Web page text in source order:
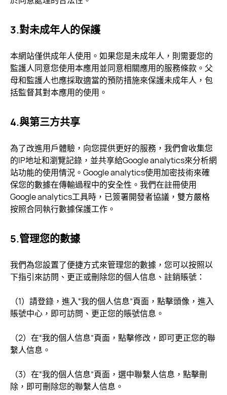
3.對未成年人的保護
本網站僅供成年人使用。如果您是未成年人，則需要您的
監護人同意您使用本應用並同意相關應用的服務條款。父
母和監護人也應採取適當的預防措施來保護未成年人，包
括監督其對本應用的使用。
4.與第三方共享
為了改進用戶體驗，向您提供更好的服務，我們會收集您
的IP地址和瀏覽記錄，並共享給Google analytics來分析網
站功能的使用情況。Google analytics使用加密技術來確
保您的數據在傳輸過程中的安全性。我們在註冊使用
Google analytics工具時，已簽署開發者協議，雙方嚴格
按照合同執行數據保護工作。
5.管理您的數據
我們為您設置了便捷方式來管理您的數據，您可以按照以
下指引來訪問、更正或刪除您的個人信息、註銷賬號：
（1）請登錄，進入“我的個人信息”頁面，點擊頭像，進入
賬號中心，即可訪問、更正您的賬號信息。
（2）在“我的個人信息”頁面，點擊修改，即可更正您的聯
繫人信息。
（3）在“我的個人信息”頁面，選中聯繫人信息，點擊刪
除，即可刪除您的聯繫人信息。